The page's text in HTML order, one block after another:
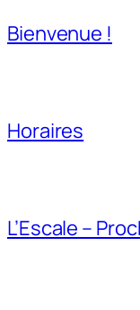
Bienvenue !
Horaires
L’Escale –